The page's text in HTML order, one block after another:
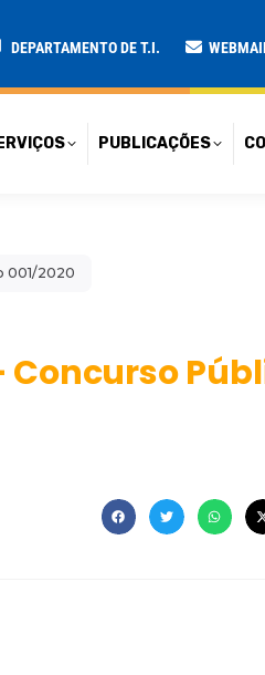
DEPARTAMENTO DE T.I.
PUBLICAÇÕES
001/2020
– Concurso